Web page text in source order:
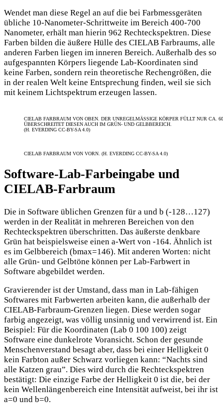
Wendet man diese Regel an auf die bei Farbmessgeräten
übliche 10-Nanometer-Schrittweite im Bereich 400-700
Nanometer, erhält man hierin 962 Rechteckspektren. Diese
Farben bilden die äußere Hülle des CIELAB Farbraums, alle
anderen Farben liegen im inneren Bereich. Außerhalb des so
aufgespannten Körpers liegende Lab-Koordinaten sind
keine Farben, sondern rein theoretische Rechengrößen, die
in der realen Welt keine Entsprechung finden, weil sie sich
mit keinem Lichtspektrum erzeugen lassen.
CIELAB FARBRAUM VON OBEN. DER UNREGELMÄSSIGE KÖRPER FÜLLT NUR CA.
BERSCHREITET DIESEN AUCH IM GRÜN- UND GELBBEREICH.
(H. EVERDING CC-BY-SA 4.0)
CIELAB FARBRAUM VON VORN. (H. EVERDING CC-BY-SA 4.0)
Software-Lab-Farbeingabe und
CIELAB-Farbraum
Die in Software üblichen Grenzen für a und b (-128…127)
werden in der Realität in mehreren Bereichen von den
Rechteckspektren überschritten. Das äußerste denkbare
Grün hat beispielsweise einen a-Wert von -164. Ähnlich ist
es im Gelbbereich (bmax=146). Mit anderen Worten: nicht
alle Grün- und Gelbtöne können per Lab-Farbwert in
Software abgebildet werden.
Gravierender ist der Umstand, dass man in Lab-fähigen
Softwares mit Farbwerten arbeiten kann, die außerhalb der
CIELAB-Farbraum-Grenzen liegen. Diese werden sogar
farbig angezeigt, was völlig unsinnig und verwirrend ist. Ein
Beispiel: Für die Koordinaten (Lab 0 100 100) zeigt
Software eine dunkelrote Voransicht. Schon der gesunde
Menschenverstand besagt aber, dass bei einer Helligkeit 0
kein Farbton außer Schwarz vorliegen kann: “Nachts sind
alle Katzen grau”. Dies wird durch die Rechteckspektren
bestätigt: Die einzige Farbe der Helligkeit 0 ist die, bei der
kein Wellenlängenbereich eine Intensität aufweist, bei ihr ist
a=0 und b=0.